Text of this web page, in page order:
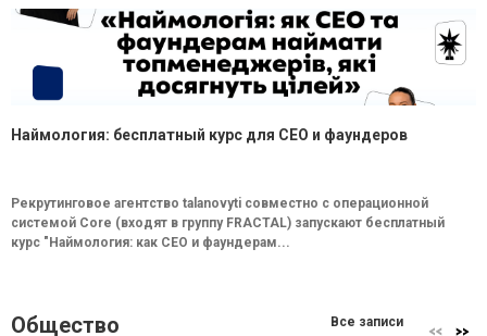
Наймология: бесплатный курс для CEO и фаундеров
Рекрутинговое агентство talanovyti совместно с операционной
системой Core (входят в группу FRACTAL) запускают бесплатный
курс "Наймология: как СEO и фаундерам...
Общество
Все записи